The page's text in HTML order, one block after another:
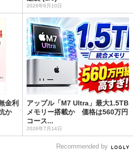
2026年6月10日
金利
か
アップル「M7 Ultra」最大1.5TB
メモリー搭載か 価格は560万円
コース...
2026年7月14日
Recommended by